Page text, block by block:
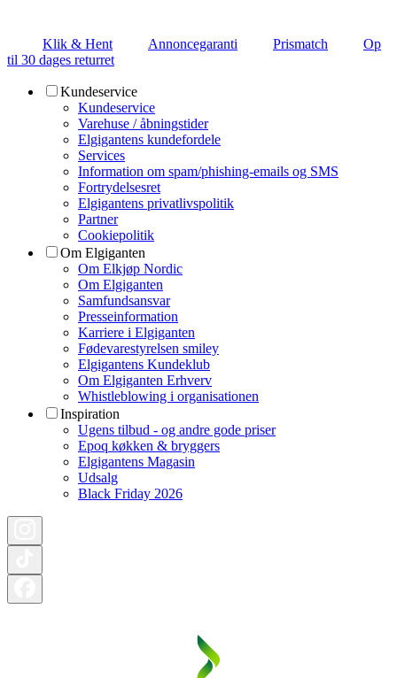
Klik & Hent Annoncegaranti Prismatch
Op
til 30 dages returret
Kundeservice
Kundeservice
Varehuse / åbningstider
Elgigantens kundefordele
Services
Information om spam/phishing-emails og SMS
Fortrydelsesret
Elgigantens privatlivspolitik
Partner
Cookiepolitik
Om Elgiganten
Om Elkjøp Nordic
Om Elgiganten
Samfundsansvar
Presseinformation
Karriere i Elgiganten
Fødevarestyrelsen smiley
Elgigantens Kundeklub
Om Elgiganten Erhverv
Whistleblowing i organisationen
Inspiration
Ugens tilbud - og andre gode priser
Epoq køkken & bryggers
Elgigantens Magasin
Udsalg
Black Friday 2026